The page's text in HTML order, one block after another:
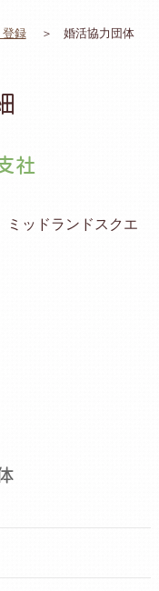
録
婚活協力団体
社
ッドランドスクエ